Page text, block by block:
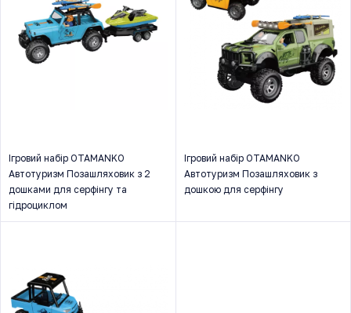
Ігровий набір OTAMANKO
Автотуризм Позашляховик з 2
дошками для серфінгу та
гідроциклом
Ігровий набір OTAMANKO
Автотуризм Позашляховик з
дошкою для серфінгу